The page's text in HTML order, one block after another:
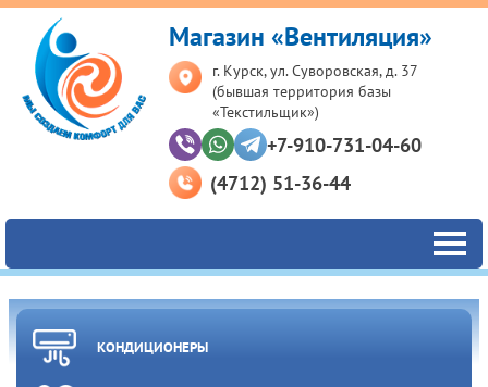
Магазин «Вентиляция»
г. Курск, ул. Суворовская, д. 37
(бывшая территория базы
«Текстильщик»)
+7-910-731-04-60
(4712) 51-36-44
КОНДИЦИОНЕРЫ